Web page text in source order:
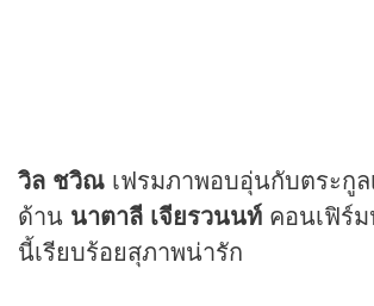
วิล ชวิณ เฟรมภาพอบอุ่นกับตระกู
ด้าน นาตาลี เจียรวนนท์ คอนเฟิร์
นี้เรียบร้อยสุภาพน่ารัก